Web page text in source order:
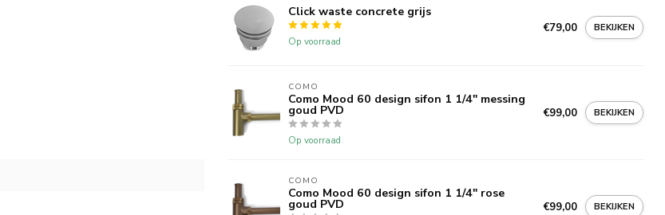
Click waste concrete grijs
Op voorraad
€79,00 BEKIJKEN
COMO
Como Mood 60 design sifon 1 1/4" messing
goud PVD
Op voorraad
€99,00 BEKIJKEN
COMO
Como Mood 60 design sifon 1 1/4" rose
goud PVD €99,00 BEKIJKEN